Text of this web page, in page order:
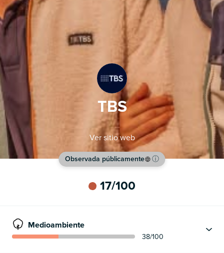
TBS
Ver sitio web
Observada públicamente ⓘ
17/100
Medioambiente
38/100